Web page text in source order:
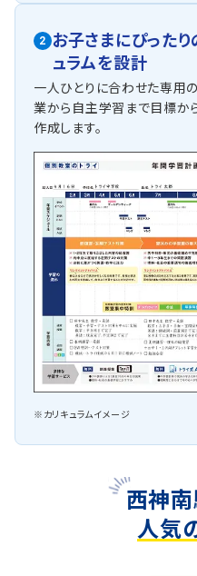
2 お子さまにぴったり
ュラムを設計
一人ひとりに合わせた専用
業から自主学習まで目標か
作成します。
※カリキュラムイメージ
西神
人気